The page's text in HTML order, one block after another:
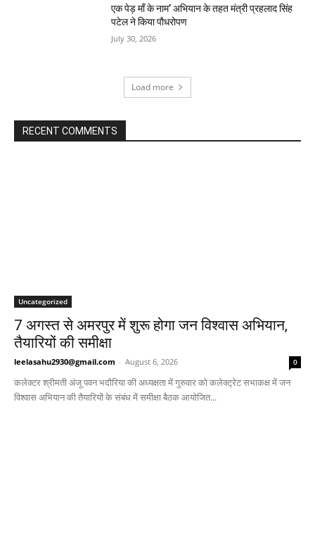
एक पेड़ माँ के नाम’ अभियान के तहत मंत्री प्रहलाद सिंह
पटेल ने किया पौधरोपण
July 30, 2026
Load more
RECENT COMMENTS
Uncategorized
7 अगस्त से अमरपुर में शुरू होगा जन विश्वास अभियान,
तैयारियों की समीक्षा
leelasahu2930@gmail.com - August 6, 2026 0
कलेक्टर श्रीमती अंजू पवन भदौरिया की अध्यक्षता में गुरुवार को कलेक्ट्रेट सभाकक्ष में जन
विश्वास अभियान की तैयारियों के संबंध में समीक्षा बैठक आयोजित...